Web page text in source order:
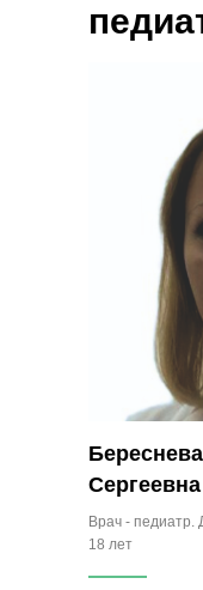
Врач - педиатр.
18 лет
Сергеевна